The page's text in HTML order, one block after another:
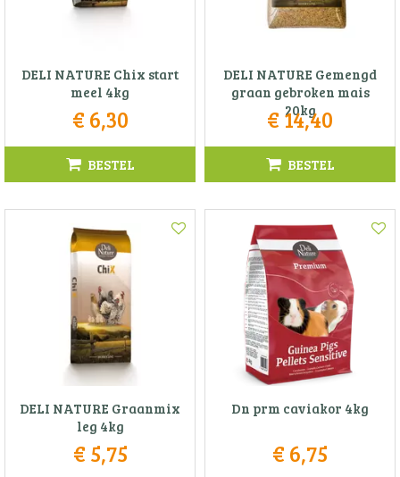
DELI NATURE Chix start
meel 4kg
€ 6,30
BESTEL
DELI NATURE Gemengd
graan gebroken mais
20kg
€ 14,40
BESTEL
DELI NATURE Graanmix
leg 4kg
€ 5,75
Dn prm caviakor 4kg
€ 6,75